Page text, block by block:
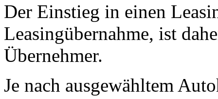
Der Einstieg in einen
Leasingübernahme, ist
Übernehmer.
Je nach ausgewähltem